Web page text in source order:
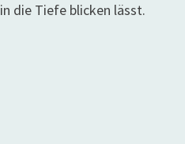
die Tiefe blicken lässt.